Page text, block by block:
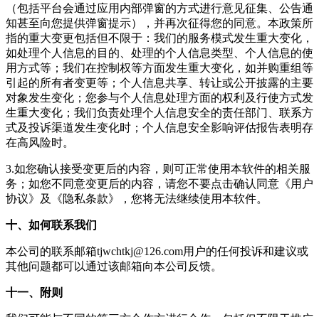
（包括平台会通过应用内部弹窗的方式进行意见征集、公告通
知甚至向您提供弹窗提示），并再次征得您的同意。本政策所
指的重大变更包括但不限于：我们的服务模式发生重大变化，
如处理个人信息的目的、处理的个人信息类型、个人信息的使
用方式等；我们在控制权等方面发生重大变化，如并购重组等
引起的所有者变更等；个人信息共享、转让或公开披露的主要
对象发生变化；您参与个人信息处理方面的权利及行使方式发
生重大变化；我们负责处理个人信息安全的责任部门、联系方
式及投诉渠道发生变化时；个人信息安全影响评估报告表明存
在高风险时。
3.如您确认接受变更后的内容，则可正常使用本软件的相关服
务；如您不同意变更后的内容，请您不要点击确认同意《用户
协议》及《隐私条款》，您将无法继续使用本软件。
十、如何联系我们
本公司的联系邮箱tjwchtkj@126.com用户的任何投诉和建议或
其他问题都可以通过该邮箱向本公司反馈。
十一、附则